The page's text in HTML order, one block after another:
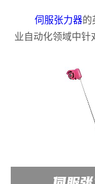
伺服张力器的
业自动化领域中针